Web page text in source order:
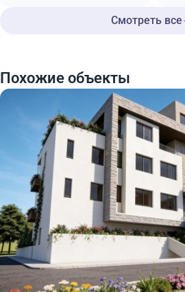
Смотреть все
Похожие объекты
€700 000
Пентхаус